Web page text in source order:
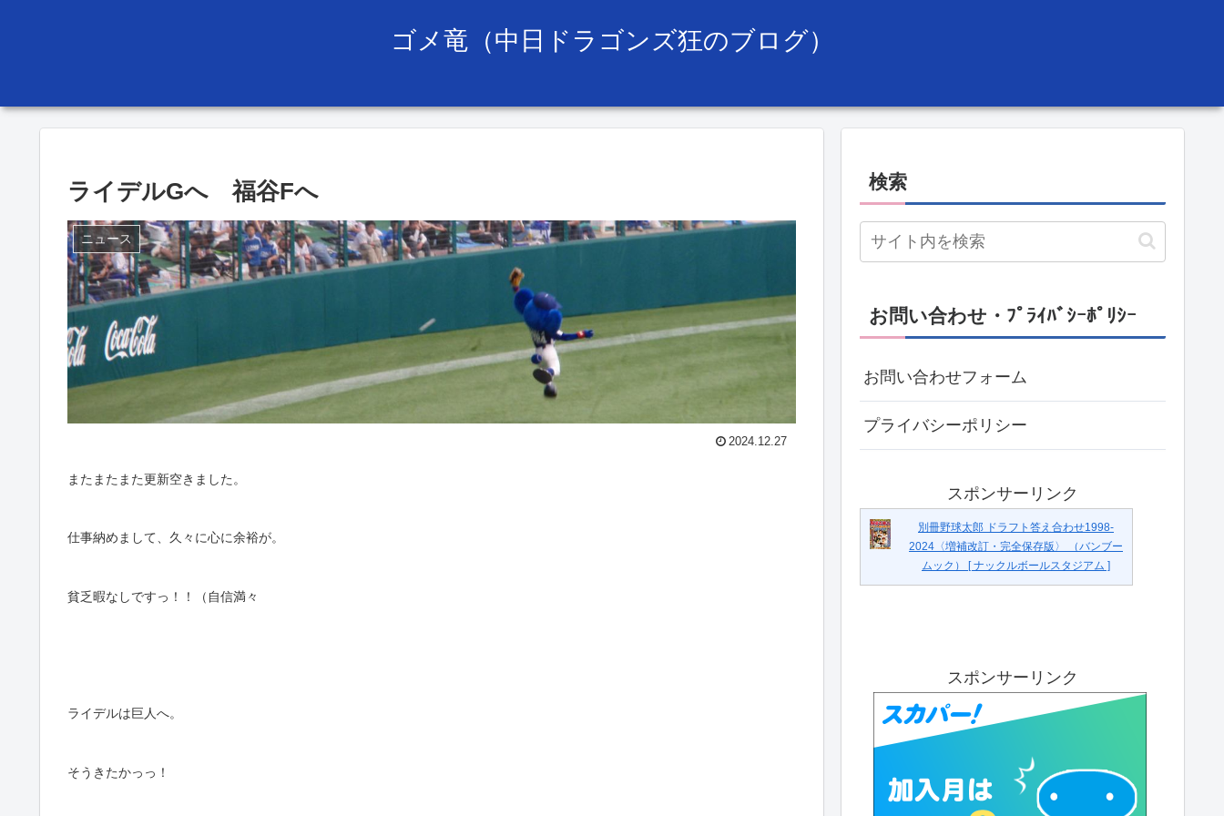
ゴメ竜（中日ドラゴンズ狂のブログ）
ライデルGへ 福谷Fへ
ニュース
2024.12.27
またまたまた更新空きました。
仕事納めまして、久々に心に余裕が。
貧乏暇なしですっ！！（自信満々
ライデルは巨人へ。
そうきたかっっ！
検索
お問い合わせ・ﾌﾟﾗｲﾊﾞｼｰﾎﾟﾘｼｰ
お問い合わせフォーム
プライバシーポリシー
スポンサーリンク
別冊野球太郎 ドラフト答え合わせ1998-
2024〈増補改訂・完全保存版〉 （バンブー
ムック） [ ナックルボールスタジアム ]
スポンサーリンク